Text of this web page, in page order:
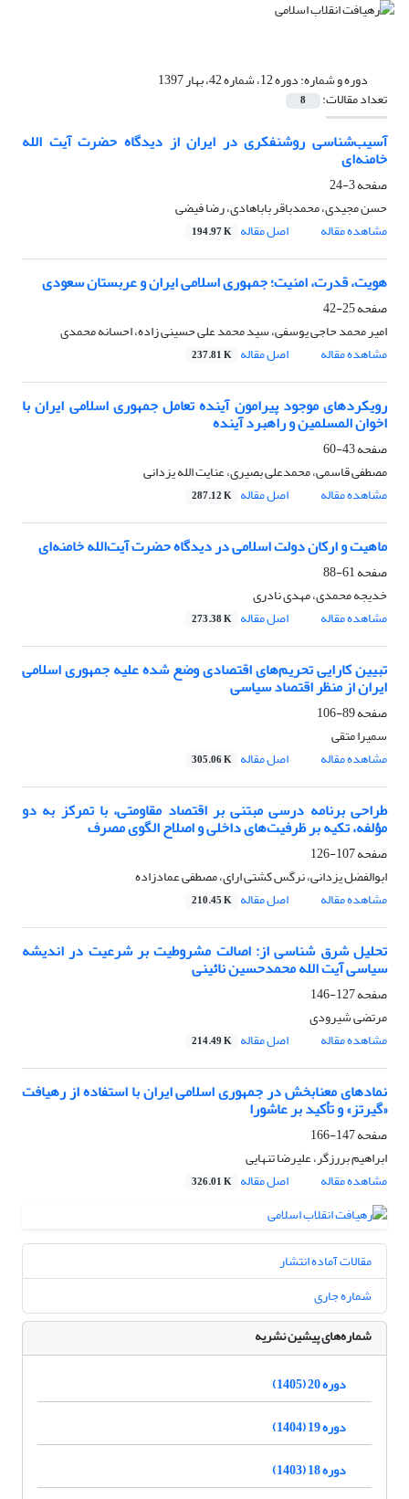
دوره و شماره:دوره 12، شماره 42، بهار 1397
تعداد مقالات: 8
آسیب‌شناسی ‌روشنفکری در ایران از دیدگاه حضرت آیت الله
خامنه‌ای
صفحه3-24
حسن مجیدی، محمدباقر باباهادی، رضا فیضی
مشاهده مقاله
اصل مقاله 194.97 K
هویت، قدرت، امنیت؛ جمهوری اسلامی ایران و عربستان سعودی
صفحه25-42
امیر محمد حاجی یوسفی، سید محمد علی حسینی زاده، احسانه محمدی
مشاهده مقاله
اصل مقاله 237.81 K
رویکردهای موجود پیرامون آینده تعامل جمهوری اسلامی ایران با
اخوان المسلمین و راهبرد آینده
صفحه43-60
مصطفی قاسمی، محمدعلی بصیری، عنایت الله یزدانی
مشاهده مقاله
اصل مقاله 287.12 K
ماهیت و ارکان دولت اسلامی در دیدگاه حضرت آیت‌الله خامنه‌ای
صفحه61-88
خدیجه محمدی، مهدی نادری
مشاهده مقاله
اصل مقاله 273.38 K
تبیین کارایی تحریم‌های اقتصادی وضع شده علیه جمهوری اسلامی
ایران از منظر اقتصاد سیاسی
صفحه89-106
سمیرا متقی
مشاهده مقاله
اصل مقاله 305.06 K
طراحی برنامه درسی مبتنی بر اقتصاد مقاومتی، با تمرکز به دو
مؤلفه، تکیه بر ظرفیت‌های داخلی و اصلاح الگوی مصرف
صفحه107-126
ابوالفضل یزدانی، نرگس کشتی ارای، مصطفی عمادزاده
مشاهده مقاله
اصل مقاله 210.45 K
تحلیل شرق شناسی از: اصالت مشروطیت بر شرعیت در اندیشه
سیاسی آیت الله محمدحسین نائینی
صفحه127-146
مرتضی شیرودی
مشاهده مقاله
اصل مقاله 214.49 K
نمادهای معنابخش در جمهوری اسلامی ایران با استفاده از رهیافت
«گیرتز» و تأکید بر عاشورا
صفحه147-166
ابراهیم بررزگر، علیرضا تنهایی
مشاهده مقاله
اصل مقاله 326.01 K
مقالات آماده انتشار
شماره جاری
شماره‌های پیشین نشریه
دوره 20 (1405)
دوره 19 (1404)
دوره 18 (1403)